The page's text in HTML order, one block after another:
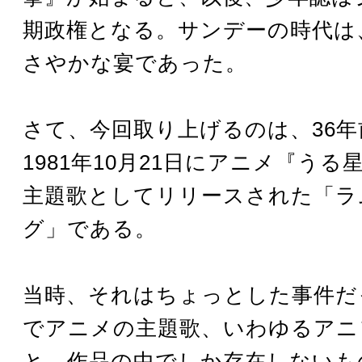
期政権となる。サンデーの時代
さやかな宴であった。
さて、今回取り上げるのは、36
1981年10月21日にアニメ『うる
主題歌としてリリースされた「
グ」である。
当時、それはちょっとした事件
でアニメの主題歌、いわゆるア